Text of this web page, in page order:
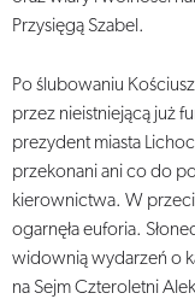
Przysięgą Szabel.
Po ślubowaniu
przez nieistniejącą już
prezydent miasta
przekonani ani co do
kierownictwa. W
ogarnęła euforia.
widownią wydarzeń o
na Sejm Czteroletni